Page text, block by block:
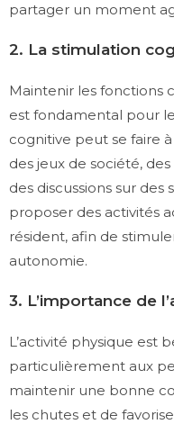
partager un moment
2. La stimulation
Maintenir les fonctions
est fondamental pour
cognitive peut se faire
des jeux de société,
des discussions sur des
proposer des activités
résident, afin de
autonomie.
3. L’importance de
L’activité physique est
particulièrement aux
maintenir une bonne
les chutes et de